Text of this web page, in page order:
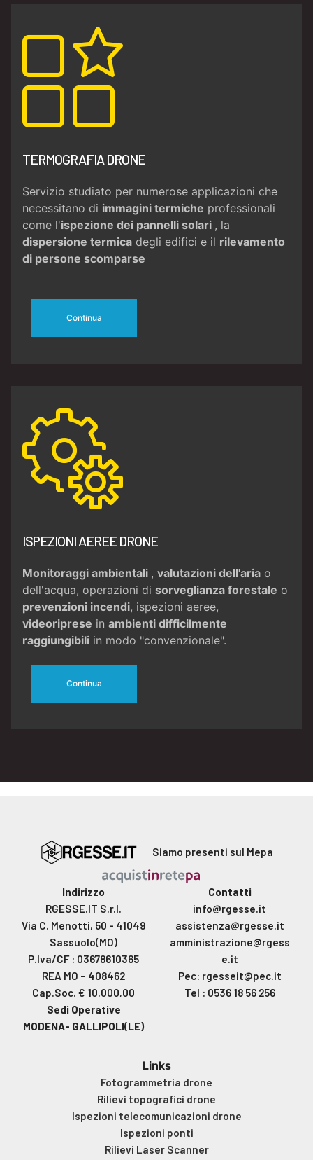
TERMOGRAFIA DRONE
Servizio studiato per numerose applicazioni che
necessitano di immagini termiche professionali
come l'ispezione dei pannelli solari , la
dispersione termica degli edifici e il rilevamento
di persone scomparse
Continua
ISPEZIONI AEREE DRONE
Monitoraggi ambientali , valutazioni dell'aria o
dell'acqua, operazioni di sorveglianza forestale o
prevenzioni incendi, ispezioni aeree,
videoriprese in ambienti difficilmente
raggiungibili in modo "convenzionale".
Continua
Siamo presenti sul Mepa
Indirizzo
RGESSE.IT S.r.l.
Via C. Menotti, 50 - 41049
Sassuolo(MO)
P.Iva/CF : 03678610365
REA MO – 408462
Cap.Soc. € 10.000,00
Sedi Operative
MODENA- GALLIPOLI(LE)
Contatti
info@rgesse.it
assistenza@rgesse.it
amministrazione@rgess
e.it
Pec: rgesseit@pec.it
Tel : 0536 18 56 256
Links
Fotogrammetria drone
Rilievi topografici drone
Ispezioni telecomunicazioni drone
Ispezioni ponti
Rilievi Laser Scanner